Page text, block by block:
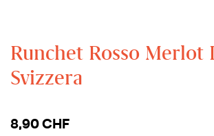
Runchet Rosso Merlot
Svizzera
8,90 CHF